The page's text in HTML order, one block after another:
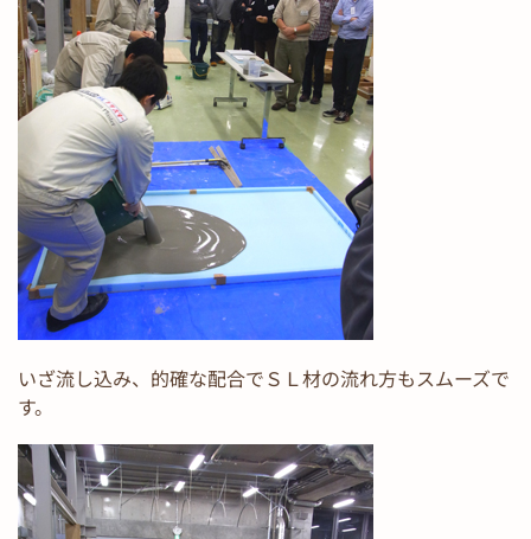
いざ流し込み、的確な配合でＳＬ材の流れ方もスムーズで
す。